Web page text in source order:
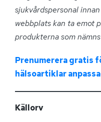
sjukvårdspersonal
webbplats kan ta emot
produkterna som
Prenumerera gratis
hälsoartiklar
Källorv